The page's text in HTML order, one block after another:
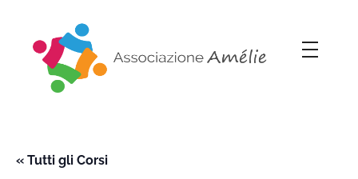
« Tutti gli Corsi